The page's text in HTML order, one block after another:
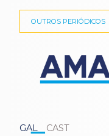
GAL CAST
OUTROS PERIÓDICOS